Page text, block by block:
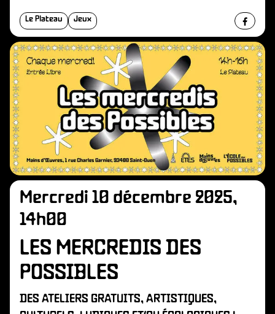
Le Plateau Jeux
Mercredi 10 décembre 2025,
14h00
LES MERCREDIS DES
POSSIBLES
DES ATELIERS GRATUITS, ARTISTIQUES,